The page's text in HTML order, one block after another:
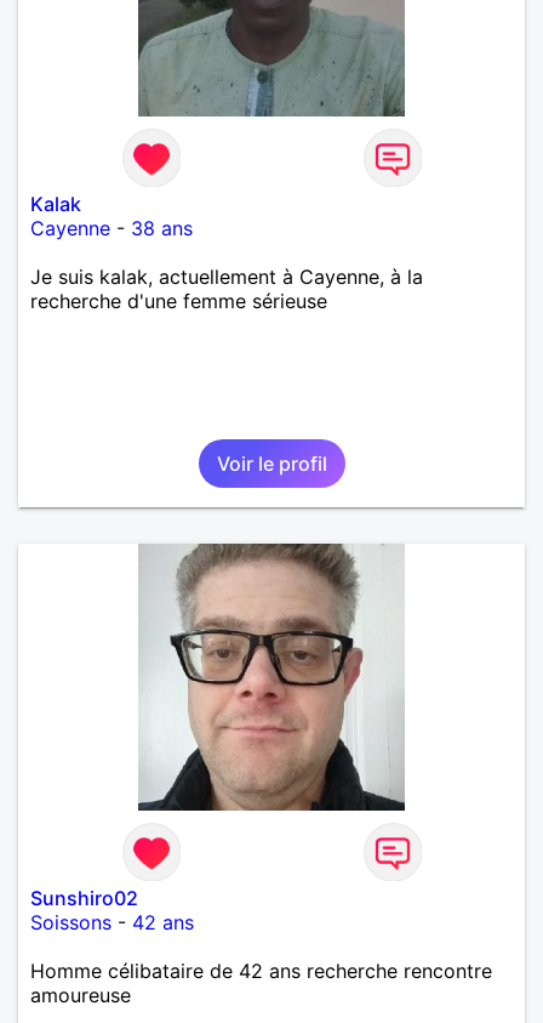
Kalak
Cayenne - 38 ans
Je suis kalak, actuellement à Cayenne, à la
recherche d'une femme sérieuse
Voir le profil
Sunshiro02
Soissons - 42 ans
Homme célibataire de 42 ans recherche rencontre
amoureuse